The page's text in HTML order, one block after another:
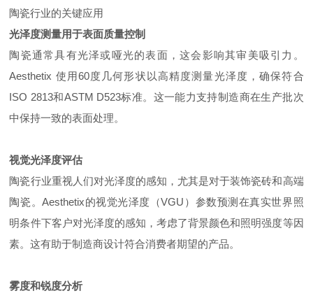
陶瓷行业的关键应用
光泽度测量用于表面质量控制
陶瓷通常具有光泽或哑光的表面，这会影响其审美吸引力。
Aesthetix 使用60度几何形状以高精度测量光泽度，确保符合
ISO 2813和ASTM D523标准。这一能力支持制造商在生产批次
中保持一致的表面处理。
视觉光泽度评估
陶瓷行业重视人们对光泽度的感知，尤其是对于装饰瓷砖和高端
陶瓷。Aesthetix的视觉光泽度（VGU）参数预测在真实世界照
明条件下客户对光泽度的感知，考虑了背景颜色和照明强度等因
素。这有助于制造商设计符合消费者期望的产品。
雾度和锐度分析